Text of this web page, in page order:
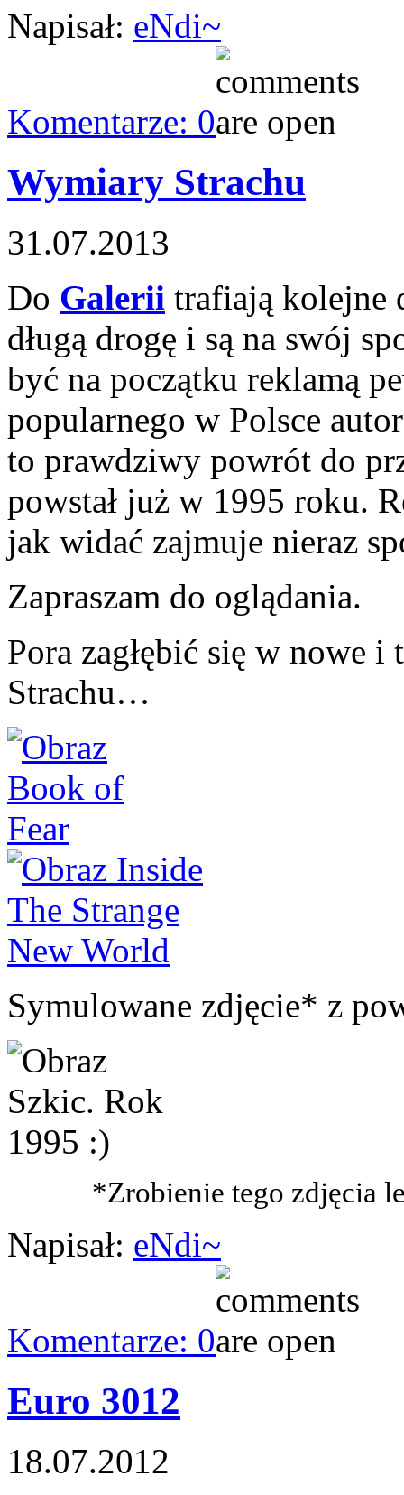
Napisał: eNdi~
Komentarze: 0
Wymiary Strachu
31.07.2013
Do Galerii trafiają kolejne
długą drogę i są na swój
być na początku reklamą
popularnego w Polsce
to prawdziwy powrót do
powstał już w 1995 roku.
jak widać zajmuje nieraz
Zapraszam do oglądania.
Pora zagłębić się w nowe
Strachu…
Symulowane zdjęcie* z
*Zrobienie tego zdjęcia
Napisał: eNdi~
Komentarze: 0
Euro 3012
18.07.2012